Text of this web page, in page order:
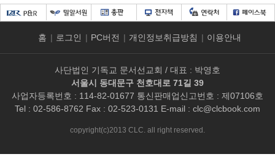
홈 | 로그인 | PC버전 | 개인정보취급방침 | 이용안내
사단법인 기독교 문서선교회 / 대표 : 박영호
서울시 동대문구 천호대로 71길 39
사업자등록번호 : 114-82-01677 통신판매업신고번호 : 제07106호
Tel : 02-586-8762 Fax : 02-523-0131 E-mail : clc@clcbook.com
copyright(c)2013 CLC. all right reserved.